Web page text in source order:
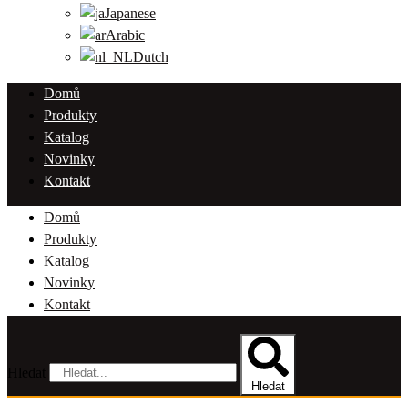
Japanese
Arabic
Dutch
Domů
Produkty
Katalog
Novinky
Kontakt
Domů
Produkty
Katalog
Novinky
Kontakt
Hledat